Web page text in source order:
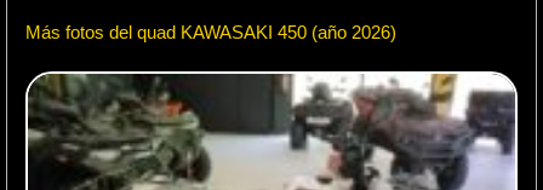
Más fotos del quad KAWASAKI 450 (año 2026)